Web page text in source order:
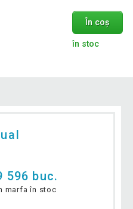
În coș
în stoc
596 buc.
marfa în stoc